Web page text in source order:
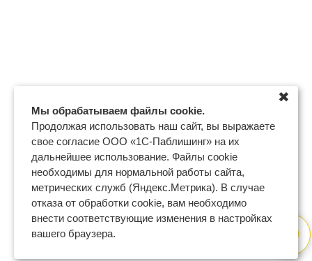
Мы обрабатываем файлы cookie.
Продолжая использовать наш сайт, вы выражаете
свое согласие ООО «1С-Паблишинг» на их
дальнейшее использование. Файлы cookie
необходимы для нормальной работы сайта,
метрических служб (Яндекс.Метрика). В случае
отказа от обработки cookie, вам необходимо
внести соответствующие изменения в настройках
вашего браузера.
✖